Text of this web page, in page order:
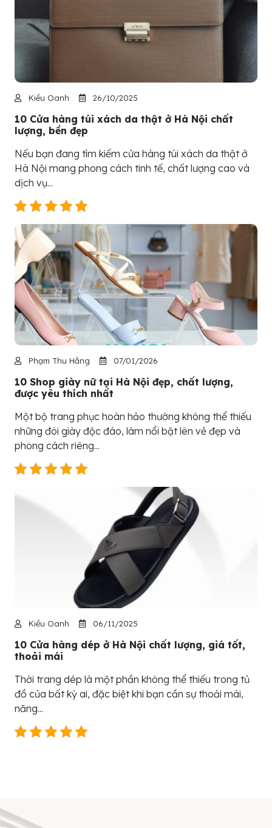
Kiều Oanh 26/10/2025
10 Cửa hàng túi xách da thật ở Hà Nội chất
lượng, bền đẹp
Nếu bạn đang tìm kiếm cửa hàng túi xách da thật ở
Hà Nội mang phong cách tinh tế, chất lượng cao và
dịch vụ...
Phạm Thu Hằng 07/01/2026
10 Shop giày nữ tại Hà Nội đẹp, chất lượng,
được yêu thích nhất
Một bộ trang phục hoàn hảo thường không thể thiếu
những đôi giày độc đáo, làm nổi bật lên vẻ đẹp và
phong cách riêng...
Kiều Oanh 06/11/2025
10 Cửa hàng dép ở Hà Nội chất lượng, giá tốt,
thoải mái
Thời trang dép là một phần không thể thiếu trong tủ
đồ của bất kỳ ai, đặc biệt khi bạn cần sự thoải mái,
năng...